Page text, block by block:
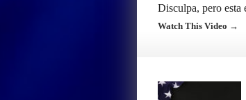
Disculpa, pero esta
Watch This Video →